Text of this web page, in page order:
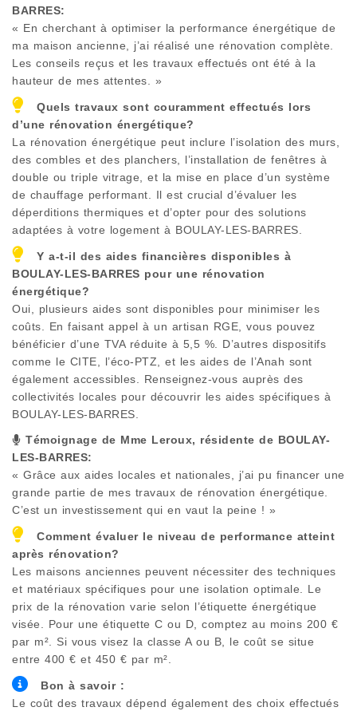
BARRES:
« En cherchant à optimiser la performance énergétique de
ma maison ancienne, j’ai réalisé une rénovation complète.
Les conseils reçus et les travaux effectués ont été à la
hauteur de mes attentes. »
Quels travaux sont couramment effectués lors
d’une rénovation énergétique?
La rénovation énergétique peut inclure l’isolation des murs,
des combles et des planchers, l’installation de fenêtres à
double ou triple vitrage, et la mise en place d’un système
de chauffage performant. Il est crucial d’évaluer les
déperditions thermiques et d’opter pour des solutions
adaptées à votre logement à BOULAY-LES-BARRES
Y a-t-il des aides financières disponibles à
BOULAY-LES-BARRES pour une rénovation
énergétique?
Oui, plusieurs aides sont disponibles pour minimiser les
coûts. En faisant appel à un artisan RGE, vous pouvez
bénéficier d’une TVA réduite à 5,5 %. D’autres dispositifs
comme le CITE, l’éco-PTZ, et les aides de l’Anah sont
également accessibles. Renseignez-vous auprès des
collectivités locales pour découvrir les aides spécifiques à
BOULAY-LES-BARRES
Témoignage de Mme Leroux, résidente de BOULAY-
LES-BARRES:
« Grâce aux aides locales et nationales, j’ai pu financer une
grande partie de mes travaux de rénovation énergétique.
C’est un investissement qui en vaut la peine ! »
Comment évaluer le niveau de performance atteint
après rénovation?
Les maisons anciennes peuvent nécessiter des techniques
et matériaux spécifiques pour une isolation optimale. Le
prix de la rénovation varie selon l’étiquette énergétique
visée. Pour une étiquette C ou D, comptez au moins 200 €
par m². Si vous visez la classe A ou B, le coût se situe
entre 400 € et 450 € par m².
Bon à savoir :
Le coût des travaux dépend également des choix effectués